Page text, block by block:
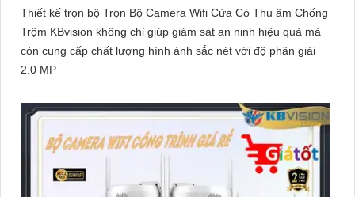
Thiết kế trọn bộ Trọn Bộ Camera Wifi Cửa Có Thu âm Chống
Trộm KBvision không chỉ giúp giám sát an ninh hiệu quả mà
còn cung cấp chất lượng hình ảnh sắc nét với độ phân giải
2.0 MP